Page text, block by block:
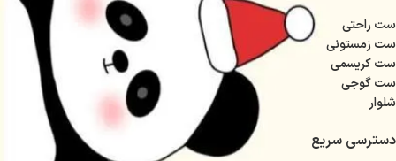
ست راحتی
ست زمستونی
ست کریسمی
ست گوجی
شلوار
دسترسی سریع